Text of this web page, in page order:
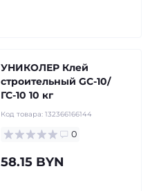
УНИКОЛЕР Клей
строительный GC-10/
ГС-10 10 кг
Код товара: 132366166144
0
58.15 BYN